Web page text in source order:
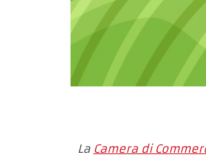
La Camera di